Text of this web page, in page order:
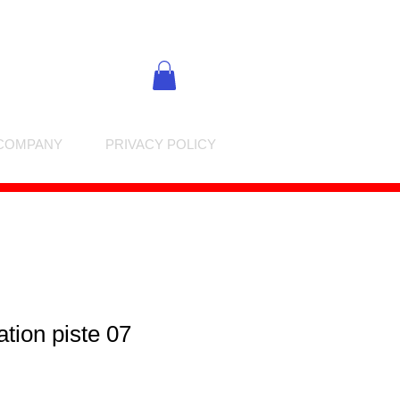
PRIVACY POLICY
piste 07